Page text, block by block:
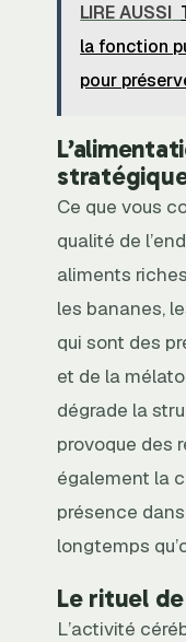
LIRE AUSSI
la fonction
pour
Ce que vous
qualité de
aliments
les bananes,
qui sont des
et de la
dégrade la
provoque des
également la
présence
longtemps
Le rituel
L’activité